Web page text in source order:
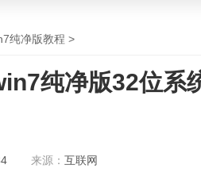
纯净版教程 >
纯净版32位系
来源： 互联网